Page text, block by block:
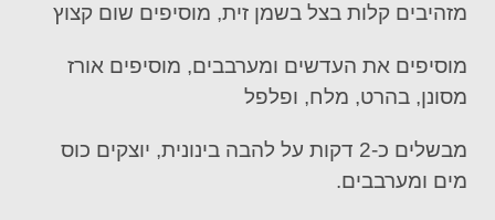
מזהיבים קלות בצל בשמן זית, מוסיפים שום קצוץ
מוסיפים את העדשים ומערבבים, מוסיפים אורז
מסונן, בהרט, מלח, ופלפל
מבשלים כ-2 דקות על להבה בינונית, יוצקים כוס
מים ומערבבים.